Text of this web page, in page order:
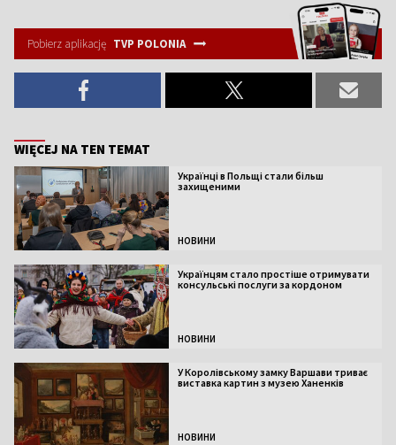
Pobierz aplikację TVP POLONIA
WIĘCEJ NA TEN TEMAT
Українці в Польщі стали більш
захищеними
НОВИНИ
Українцям стало простіше отримувати
консульські послуги за кордоном
НОВИНИ
У Королівському замку Варшави триває
виставка картин з музею Ханенків
НОВИНИ